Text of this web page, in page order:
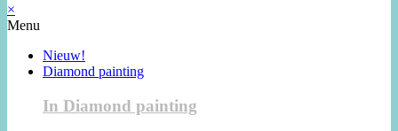
×
Menu
Nieuw!
Diamond painting
In Diamond painting